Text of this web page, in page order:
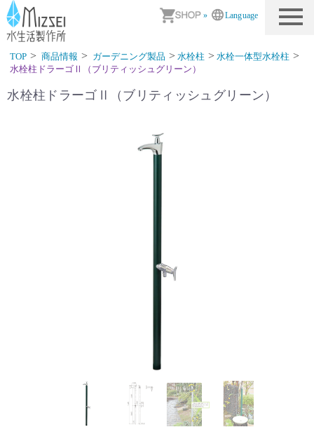
» Language
商品情報｜水生活製作所
TOP 商品情報 ガーデニング製品 水栓柱
水栓一体型水栓柱
水栓柱ドラーゴⅡ（ブリティッシュグリーン）
水栓柱ドラーゴⅡ（ブリティッシュグリーン）